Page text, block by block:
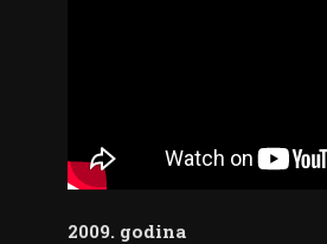
2009. godina